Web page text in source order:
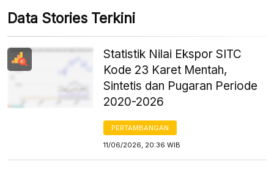
Data Stories Terkini
Statistik Nilai Ekspor SITC
Kode 23 Karet Mentah,
Sintetis dan Pugaran Periode
2020-2026
PERTAMBANGAN
11/06/2026, 20:36 WIB